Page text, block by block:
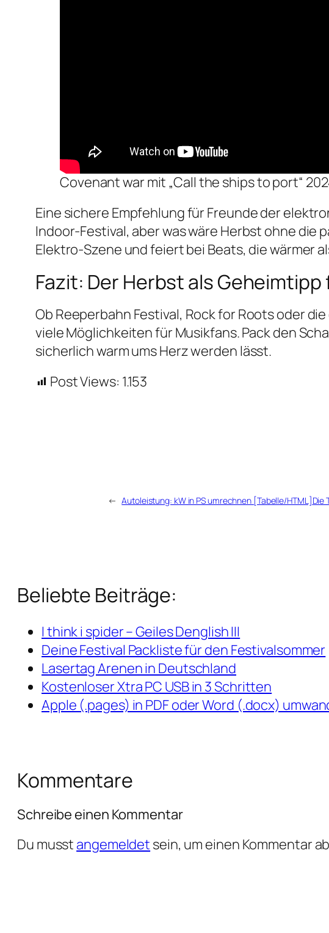
Covenant war mit „Call the ships to port“
Eine sichere Empfehlung für Freunde der
Indoor-Festival, aber was wäre Herbst ohne
Elektro-Szene und feiert bei Beats, die wärmer
Fazit: Der Herbst als
Ob Reeperbahn Festival, Rock for Roots oder
viele Möglichkeiten für Musikfans. Pack den
sicherlich warm ums Herz werden lässt.
Post Views: 1.153
← Autoleistung: kW in PS umrechnen [Tabelle/HTML] Die
Beliebte Beiträge:
I think i spider – Geiles Denglish III
Deine Festival Packliste für den Festivalsommer
Lasertag Arenen in Deutschland
Kostenloser Xtra PC USB in 3 Schritten
Apple (.pages) in PDF oder Word (.docx)
Kommentare
Schreibe einen Kommentar
Du musst angemeldet sein, um einen Kommentar